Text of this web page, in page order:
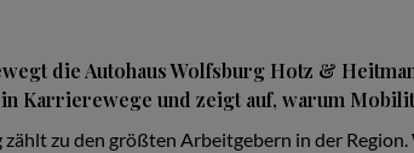
die Autohaus Wolfsburg Hotz &
Karrierewege und zeigt auf, warum
zu den größten Arbeitgebern in der Region.